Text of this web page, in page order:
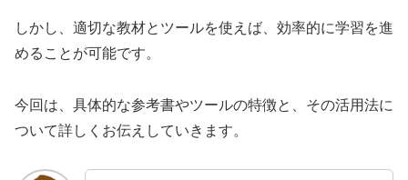
しかし、適切な教材とツールを使えば、効率的に学習を進
めることが可能です。
今回は、具体的な参考書やツールの特徴と、その活用法に
ついて詳しくお伝えしていきます。